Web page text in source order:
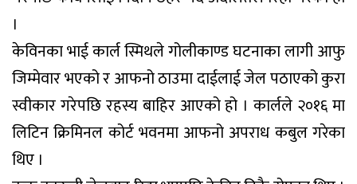
।
केविनका भाई कार्ल स्मिथले गोलीकाण्ड घटनाका लागी आफु
जिम्मेवार भएको र आफनो ठाउमा दाईलाई जेल पठाएको कुरा
स्वीकार गरेपछि रहस्य बाहिर आएको हो । कार्लले २०१६ मा
लिटिन क्रिमिनल कोर्ट भवनमा आफनो अपराध कबुल गरेका
थिए ।